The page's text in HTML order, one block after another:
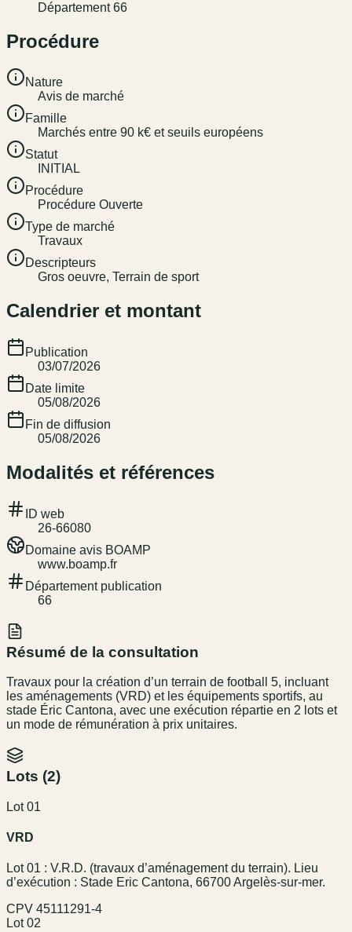
Département 66
Procédure
Nature
Avis de marché
Famille
Marchés entre 90 k€ et seuils européens
Statut
INITIAL
Procédure
Procédure Ouverte
Type de marché
Travaux
Descripteurs
Gros oeuvre, Terrain de sport
Calendrier et montant
Publication
03/07/2026
Date limite
05/08/2026
Fin de diffusion
05/08/2026
Modalités et références
ID web
26-66080
Domaine avis BOAMP
www.boamp.fr
Département publication
66
Résumé de la consultation
Travaux pour la création d’un terrain de football 5, incluant
les aménagements (VRD) et les équipements sportifs, au
stade Éric Cantona, avec une exécution répartie en 2 lots et
un mode de rémunération à prix unitaires.
Lots (2)
Lot 01
VRD
Lot 01 : V.R.D. (travaux d’aménagement du terrain). Lieu
d’exécution : Stade Eric Cantona, 66700 Argelès-sur-mer.
CPV 45111291-4
Lot 02